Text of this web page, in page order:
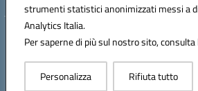
strumenti statistici anonimizzati messi a
Analytics Italia.
Per saperne di più sul nostro sito, consulta
Personalizza Rifiuta tutto
Hosting & Powered by 3D
Concept & Design by